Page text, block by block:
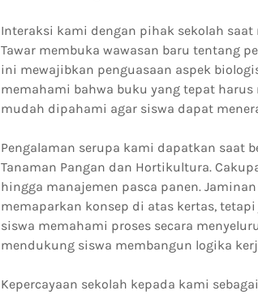
Interaksi kami dengan pihak sekolah
Tawar membuka wawasan baru tentang
ini mewajibkan penguasaan aspek
memahami bahwa buku yang tepat
mudah dipahami agar siswa dapat
Pengalaman serupa kami dapatkan saat
Tanaman Pangan dan Hortikultura.
hingga manajemen pasca panen.
memaparkan konsep di atas kertas,
siswa memahami proses secara
mendukung siswa membangun logika
Kepercayaan sekolah kepada kami